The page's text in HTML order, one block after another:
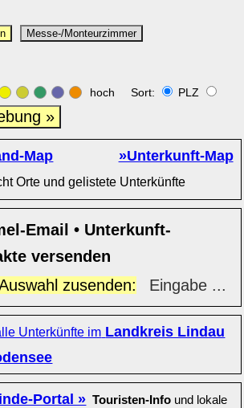
Messe-/Monteurzimmer
hoch Sort:
PLZ
»
Map »Unterkunft-Map
Orte und gelistete Unterkünfte
Email • Unterkunft-
versenden
zusenden:
Eingabe ...
Unterkünfte im Landkreis Lindau
Portal » Touristen-Info und lokale